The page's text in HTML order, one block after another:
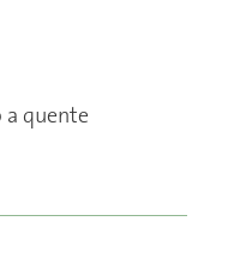
a quente